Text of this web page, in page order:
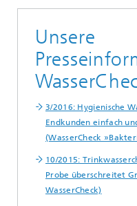
Unsere
3/2016: Hygienische
Endkunden einfach
(WasserCheck
10/2015:
Probe überschreitet
WasserCheck)